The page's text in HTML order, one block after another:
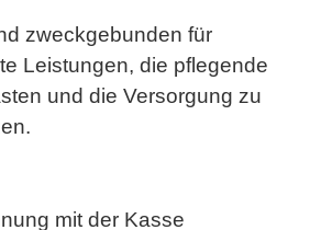
zweckgebunden für
Leistungen, die pflegende
und die Versorgung zu
mit der Kasse